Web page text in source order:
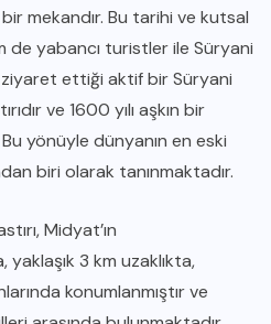
mekandır. Bu tarihi ve kutsal
de yabancı turistler ile Süryani
ziyaret ettiği aktif bir Süryani
ve 1600 yılı aşkın bir
yönüyle dünyanın en eski
biri olarak tanınmaktadır.
Midyat’ın
3 km uzaklıkta,
konumlanmıştır ve